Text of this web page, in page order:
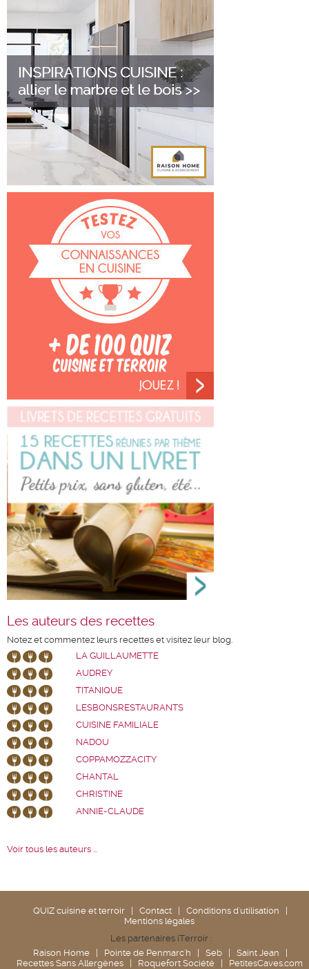
Les auteurs des recettes
Notez et commentez leurs recettes et visitez leur blog.
LA GUILLAUMETTE
AUDREY
TITANIQUE
LESBONSRESTAURANTS
CUISINE FAMILIALE
NADOU
COPPAMOZZACITY
CHANTAL
CHRISTINE
ANNIE-CLAUDE
Voir tous les auteurs ...
QUIZ cuisine et terroir Contact Conditions d'utilisation
Mentions légales
Les partenaires iTerroir :
Raison Home
Pointe de Penmarc'h Seb Saint Jean
Recettes Sans Allergènes
Roquefort Société
PetitesCaves.com